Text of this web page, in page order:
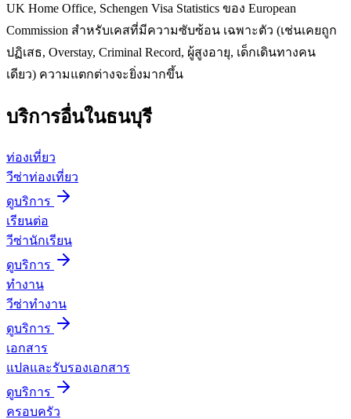
UK Home Office, Schengen Visa Statistics ของ European
Commission สำหรับเคสที่มีความซับซ้อน เฉพาะตัว (เช่นเคยถูก
ปฏิเสธ, Overstay, Criminal Record, ผู้สูงอายุ, เด็กเดินทางคน
เดียว) ความแตกต่างจะยิ่งมากขึ้น
บริการอื่นในธนบุรี
ท่องเที่ยว
วีซ่าท่องเที่ยว
ดูบริการ
เรียนต่อ
วีซ่านักเรียน
ดูบริการ
ทำงาน
วีซ่าทำงาน
ดูบริการ
เอกสาร
แปลและรับรองเอกสาร
ดูบริการ
ครอบครัว